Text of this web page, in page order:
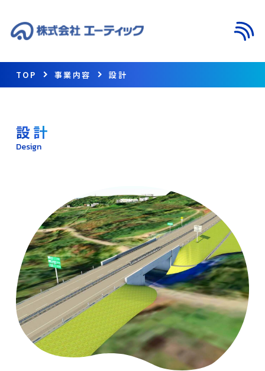
TOP 事業内容 設計
設 計
Design